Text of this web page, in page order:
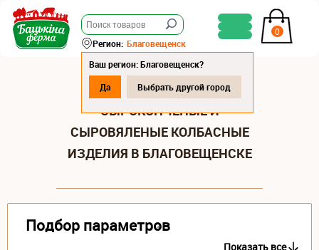
0
Регион: Благовещенск
Ваш регион: Благовещенск?
Да
Выбрать другой город
СЫРОКОПЧЕНЫЕ И
СЫРОВЯЛЕНЫЕ КОЛБАСНЫЕ
ИЗДЕЛИЯ В БЛАГОВЕЩЕНСКЕ
Подбор параметров
Показать все